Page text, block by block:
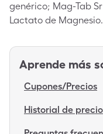
genérico; Mag-Tab
Lactato de Magnesio.
Aprende más
Cupones/Precios
Historial de precio